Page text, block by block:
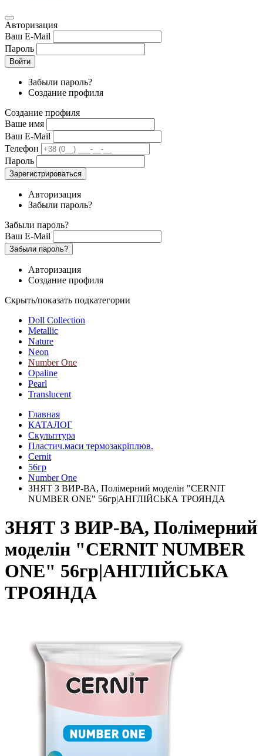
Авторизация
Ваш E-Mail
Пароль
Войти
Забыли пароль?
Создание профиля
Создание профиля
Ваше имя
Ваш E-Mail
Телефон
Пароль
Зарегистрироваться
Авторизация
Забыли пароль?
Забыли пароль?
Ваш E-Mail
Забыли пароль?
Авторизация
Создание профиля
Скрыть/показать подкатегории
Doll Collection
Metallic
Nature
Neon
Number One
Opaline
Pearl
Translucent
Главная
КАТАЛОГ
Скульптура
Пластич.маси термозакріплюв.
Cernit
56гр
Number One
ЗНЯТ З ВИР-ВА, Полімерний моделін "CERNIT
NUMBER ONE" 56гр|АНГЛІЙСЬКА ТРОЯНДА
ЗНЯТ З ВИР-ВА, Полімерний
моделін "CERNIT NUMBER
ONE" 56гр|АНГЛІЙСЬКА
ТРОЯНДА